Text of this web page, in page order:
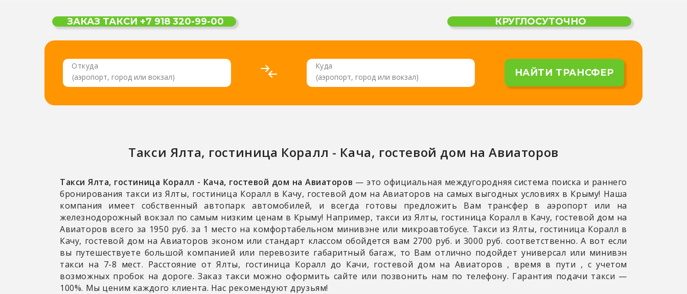
Откуда Куда
НАЙТИ ТРАНСФЕР
Такси Ялта, гостиница Коралл - Кача, гостевой дом на Авиаторов
Такси Ялта, гостиница Коралл - Кача, гостевой дом на Авиаторов — это официальная междугородняя система поиска и раннего
бронирования такси из Ялты, гостиница Коралл в Качу, гостевой дом на Авиаторов на самых выгодных условиях в Крыму! Наша
компания имеет собственный автопарк автомобилей, и всегда готовы предложить Вам трансфер в аэропорт или на
железнодорожный вокзал по самым низким ценам в Крыму! Например, такси из Ялты, гостиница Коралл в Качу, гостевой дом на
Авиаторов всего за 1950 руб. за 1 место на комфортабельном минивэне или микроавтобусе. Такси из Ялты, гостиница Коралл в
Качу, гостевой дом на Авиаторов эконом или стандарт классом обойдется вам 2700 руб. и 3000 руб. соответственно. А вот если
вы путешествуете большой компанией или перевозите габаритный багаж, то Вам отлично подойдет универсал или минивэн
такси на 7-8 мест. Расстояние от Ялты, гостиница Коралл до Качи, гостевой дом на Авиаторов , время в пути , с учетом
возможных пробок на дороге. Заказ такси можно оформить сайте или позвонить нам по телефону. Гарантия подачи такси —
100%. Мы ценим каждого клиента. Нас рекомендуют друзьям!